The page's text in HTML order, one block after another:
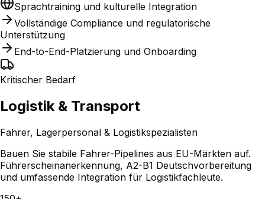
Sprachtraining und kulturelle Integration
Vollständige Compliance und regulatorische
Unterstützung
End-to-End-Platzierung und Onboarding
Kritischer Bedarf
Logistik & Transport
Fahrer, Lagerpersonal & Logistikspezialisten
Bauen Sie stabile Fahrer-Pipelines aus EU-Märkten auf.
Führerscheinanerkennung, A2-B1 Deutschvorbereitung
und umfassende Integration für Logistikfachleute.